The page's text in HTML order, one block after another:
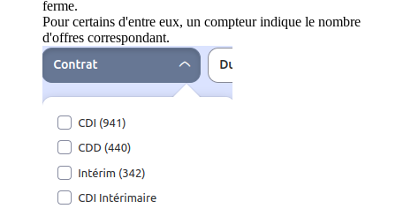
ferme.
Pour certains d'entre eux, un compteur indique le nombre
d'offres correspondant.